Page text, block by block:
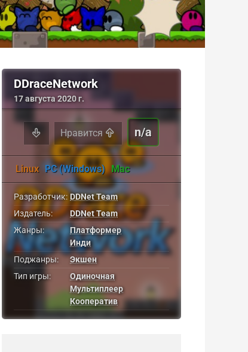
DDraceNetwork
17 августа 2020 г.
Нравится n/a
Linux PC (Windows) Mac
Разработчик: DDNet Team
Издатель:
DDNet Team
Жанры:
Платформер
Инди
Поджанры:
Экшен
Тип игры:
Одиночная
Мультиплеер
Кооператив